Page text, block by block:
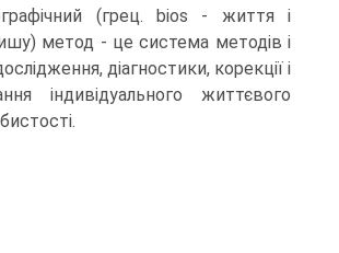
(грец. bios - життя і
метод - це система методів і
діагностики, корекції і
індивідуального життєвого